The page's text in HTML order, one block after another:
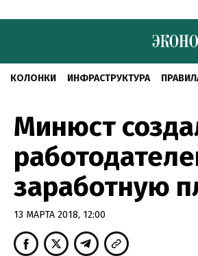
КОЛОНКИ ИНФРАСТРУКТУРА
Минюст
заработную
13 МАРТА 2018, 12:00